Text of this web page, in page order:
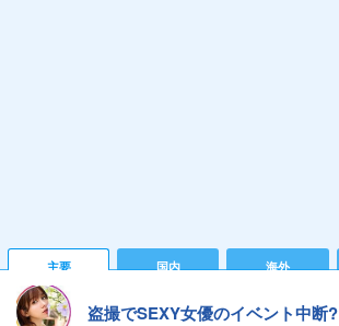
主要 国内 海外
盗撮でSEXY女優のイベント中断?